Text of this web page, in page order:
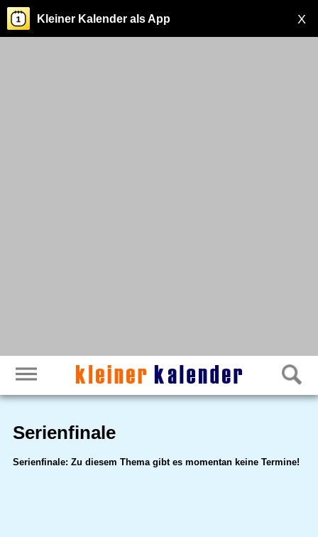
X
Kleiner Kalender als App
Serienfinale
Serienfinale: Zu diesem Thema gibt es momentan keine Termine!